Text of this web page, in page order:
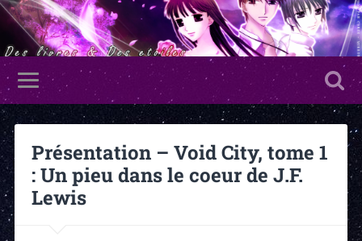
Présentation – Void City, tome 1
: Un pieu dans le coeur de J.F.
Lewis